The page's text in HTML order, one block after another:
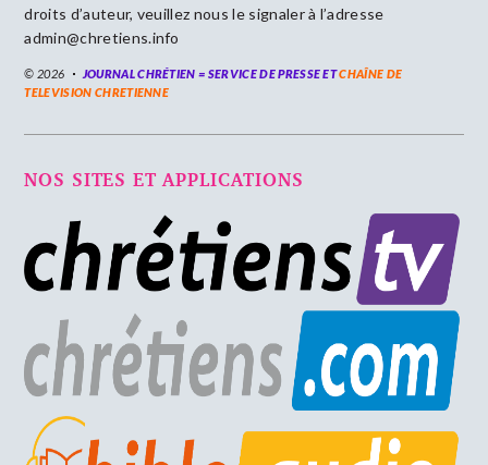
droits d’auteur, veuillez nous le signaler à l’adresse
admin@chretiens.info
© 2026 JOURNAL CHRÉTIEN = SERVICE DE PRESSE ETCHAÎNE DE
TELEVISION CHRETIENNE
NOS SITES ET APPLICATIONS